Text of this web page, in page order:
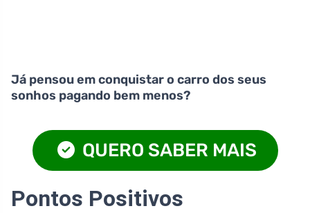
Já pensou em conquistar o carro dos seus
sonhos pagando bem menos?
QUERO SABER MAIS
Pontos Positivos